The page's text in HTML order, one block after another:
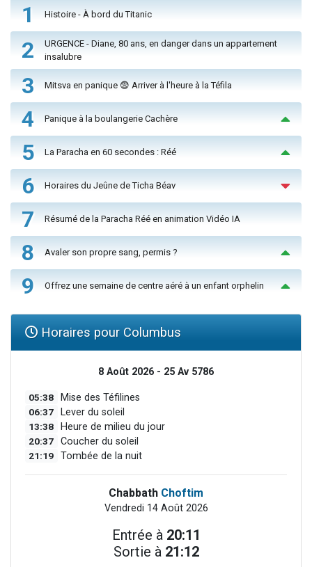
1 Histoire - À bord du Titanic
2
URGENCE - Diane, 80 ans, en danger dans un appartement
insalubre
3 Mitsva en panique 😨 Arriver à l'heure à la Téfila
4 Panique à la boulangerie Cachère
5 La Paracha en 60 secondes : Réé
6 Horaires du Jeûne de Ticha Béav
7 Résumé de la Paracha Réé en animation Vidéo IA
8 Avaler son propre sang, permis ?
9 Offrez une semaine de centre aéré à un enfant orphelin
Horaires pour Columbus
8 Août 2026 - 25 Av 5786
05:38 Mise des Téfilines
06:37 Lever du soleil
13:38 Heure de milieu du jour
20:37 Coucher du soleil
21:19 Tombée de la nuit
Chabbath Choftim
Vendredi 14 Août 2026
Entrée à 20:11
Sortie à 21:12